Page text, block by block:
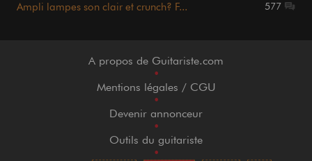
Ampli lampes son clair et crunch? F... 577
A propos de Guitariste.com
•
Mentions légales / CGU
•
Devenir annonceur
•
Outils du guitariste
•